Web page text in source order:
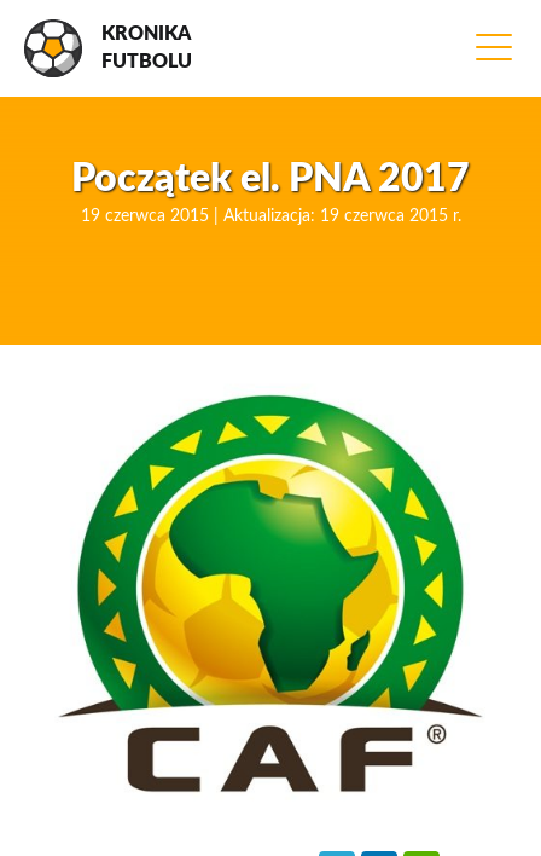
KRONIKA
FUTBOLU
Początek el. PNA 2017
19 czerwca 2015 | Aktualizacja: 19 czerwca 2015 r.